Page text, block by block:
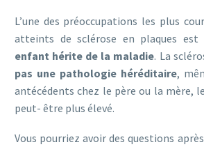
L’une des préoccupations les plus
atteints de sclérose en plaques est
enfant hérite de la maladie. La
pas une pathologie héréditaire,
antécédents chez le père ou la mère,
peut- être plus élevé.
Vous pourriez avoir des questions